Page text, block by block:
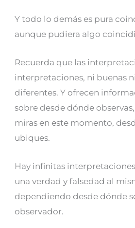
Y todo lo demás es pura
aunque pudiera algo
Recuerda que las
interpretaciones, ni buenas
diferentes. Y ofrecen
sobre desde dónde
miras en este momento,
ubiques.
Hay infinitas
una verdad y falsedad al
dependiendo desde dónde
observador.